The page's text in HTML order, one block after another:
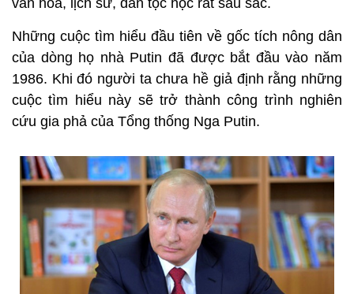
văn hóa, lịch sử, dân tộc học rất sâu sắc.
Những cuộc tìm hiểu đầu tiên về gốc tích nông dân
của dòng họ nhà Putin đã được bắt đầu vào năm
1986. Khi đó người ta chưa hề giả định rằng những
cuộc tìm hiểu này sẽ trở thành công trình nghiên
cứu gia phả của Tổng thống Nga Putin.